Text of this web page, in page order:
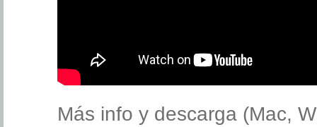
Más info y descarga (Mac,